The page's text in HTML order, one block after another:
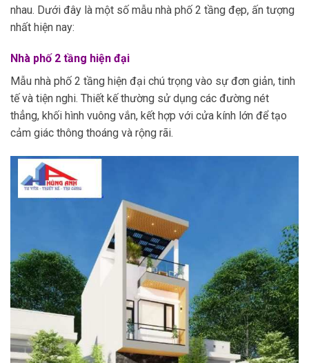
nhau. Dưới đây là một số mẫu nhà phố 2 tầng đẹp, ấn tượng
nhất hiện nay:
Nhà phố 2 tầng hiện đại
Mẫu nhà phố 2 tầng hiện đại chú trọng vào sự đơn giản, tinh
tế và tiện nghi. Thiết kế thường sử dụng các đường nét
thẳng, khối hình vuông vắn, kết hợp với cửa kính lớn để tạo
cảm giác thông thoáng và rộng rãi.